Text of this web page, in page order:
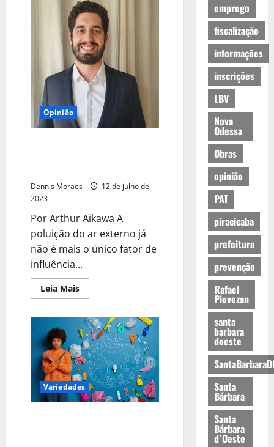
Opinião
Dennis Moraes
12 de julho de
2023
Por Arthur Aikawa A
poluição do ar externo já
não é mais o único fator de
influência...
Leia Mais
Variedades
emprego
fiscalização
informações
inscrições
LBV
Nova
Odessa
Obras
opinião
PAT
piracicaba
prefeitura
prevenção
Rafael
Piovezan
santa
barbara
doeste
Santa
Bárbara
Santa
Bárbara
d´Oeste